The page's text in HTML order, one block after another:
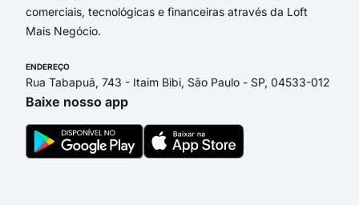
comerciais, tecnológicas e financeiras através da Loft
Mais Negócio.
ENDEREÇO
Rua Tabapuã, 743 - Itaim Bibi, São Paulo - SP, 04533-012
Baixe nosso app